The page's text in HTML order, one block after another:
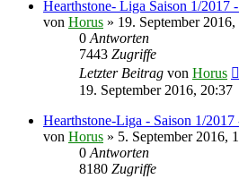
Hearthstone- Liga Saison 1/2017
von Horus » 19. September
0 Antworten
7443 Zugriffe
Letzter Beitrag von Horus
19. September 2016, 20:37
Hearthstone-Liga - Saison 1/2017
von Horus » 5. September 2016,
0 Antworten
8180 Zugriffe